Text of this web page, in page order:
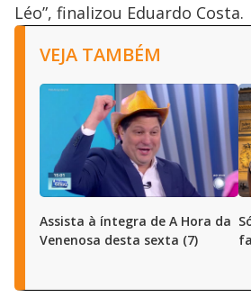
Léo”, finalizou Eduardo Costa.
VEJA TAMBÉM
Assista à íntegra de A Hora da
Venenosa desta sexta (7)